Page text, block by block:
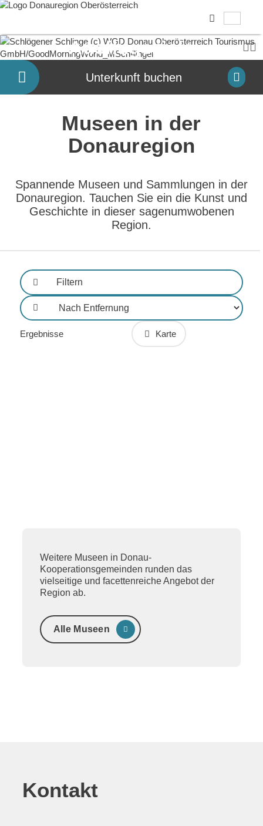
Zum InhaltAccesskey
[0]
Zur NavigationAccesskey
[1]
Zum SeitenanfangAccesskey
[2]
Zur KontaktseiteAccesskey
[3]
Zum ImpressumAccesskey
[5]
Zur StartseiteAccesskey
[7]
Ausflugsziele
Unterkunft buchen
Museen in der
Donauregion
Spannende Museen und Sammlungen in der
Donauregion. Tauchen Sie ein die Kunst und
Geschichte in dieser sagenumwobenen
Region.
Filtern
Sortierung
Ergebnisse Karte
Weitere Museen in Donau-
Kooperationsgemeinden runden das
vielseitige und facettenreiche Angebot der
Region ab.
Alle Museen
Kontakt